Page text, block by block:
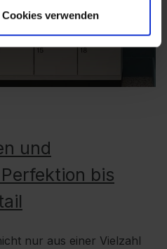
verwenden
und
bis
nur aus einer Vielzahl